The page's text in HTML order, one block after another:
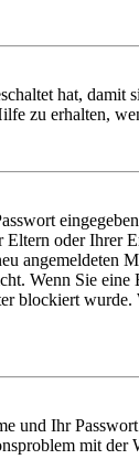
hat,
zu erhalten,
oder
Wenn Sie
blockiert
und Ihr
mit